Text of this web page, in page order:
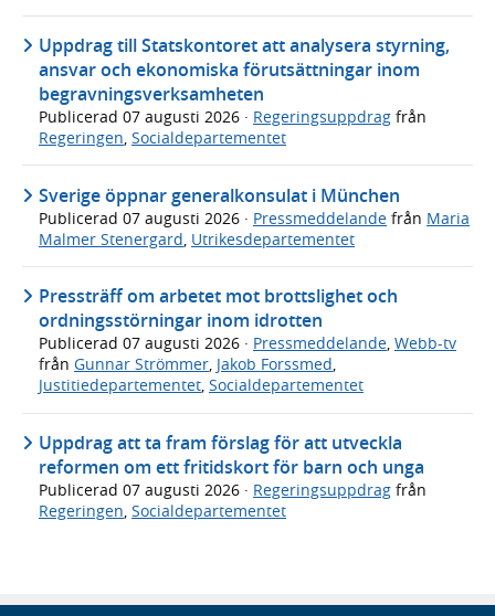
Uppdrag till Statskontoret att analysera styrning,
ansvar och ekonomiska förutsättningar inom
begravningsverksamheten
Publicerad 07 augusti 2026 · Regeringsuppdrag från
Regeringen, Socialdepartementet
Sverige öppnar generalkonsulat i München
Publicerad 07 augusti 2026 · Pressmeddelande från Maria
Malmer Stenergard Utrikesdepartementet
Pressträff om arbetet mot brottslighet och
ordningsstörningar inom idrotten
Publicerad 07 augusti 2026 · Pressmeddelande, Webb-tv
från Gunnar Strömmer, Jakob Forssmed,
Justitiedepartementet, Socialdepartementet
Uppdrag att ta fram förslag för att utveckla
reformen om ett fritidskort för barn och unga
Publicerad 07 augusti 2026 · Regeringsuppdrag från
Regeringen, Socialdepartementet